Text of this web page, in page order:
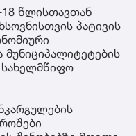
18 წლისთავთან
პატივის